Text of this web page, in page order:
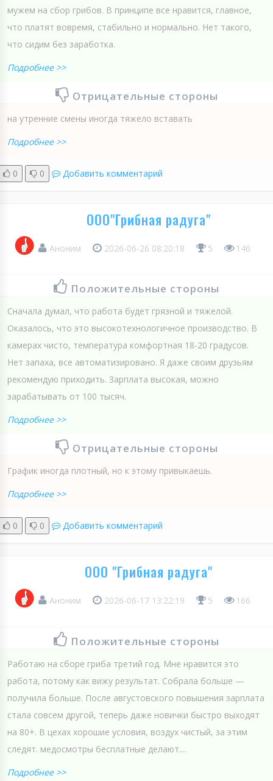
мужем на сбор грибов. В принципе все нравится, главное,
что платят вовремя, стабильно и нормально. Нет такого,
что сидим без заработка.
Подробнее >>
Отрицательные стороны
на утренние смены иногда тяжело вставать
Подробнее >>
0 0 Добавить комментарий
ООО"Грибная радуга"
Аноним 2026-06-26 08:20:18 5 146
Положительные стороны
Сначала думал, что работа будет грязной и тяжелой.
Оказалось, что это высокотехнологичное производство. В
камерах чисто, температура комфортная 18-20 градусов.
Нет запаха, все автоматизировано. Я даже своим друзьям
рекомендую приходить. Зарплата высокая, можно
зарабатывать от 100 тысяч.
Подробнее >>
Отрицательные стороны
График иногда плотный, но к этому привыкаешь.
Подробнее >>
0 0 Добавить комментарий
ООО "Грибная радуга"
Аноним 2026-06-17 13:22:19 5 166
Положительные стороны
Работаю на сборе гриба третий год. Мне нравится это
работа, потому как вижу результат. Собрала больше —
получила больше. После августовского повышения зарплата
стала совсем другой, теперь даже новички быстро выходят
на 80+. В цехах хорошие условия, воздух чистый, за этим
следят. медосмотры бесплатные делают....
Подробнее >>